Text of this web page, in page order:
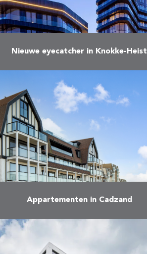
Nieuwe eyecatcher in Knokke-Heist
ontworpen door Neutelings
Riedijk Architects en in opdracht
van bouwheer NV Heldentoren,
bestaat uit drie gebouwen; twee
woontorens – één met twintig …
Meer
Appartementen in Cadzand
Net over de grens met Nederland
ruimtes en de eerste